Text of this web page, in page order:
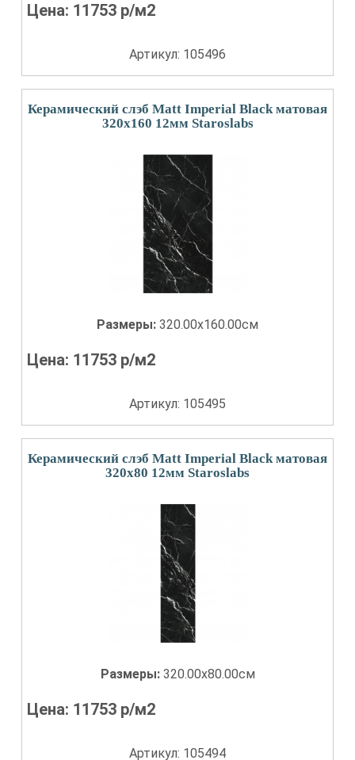
Цена: 11753 р/м2
Артикул: 105496
Керамический слэб Matt Imperial Black матовая
320x160 12мм Staroslabs
Размеры: 320.00x160.00см
Цена: 11753 р/м2
Артикул: 105495
Керамический слэб Matt Imperial Black матовая
320x80 12мм Staroslabs
Размеры: 320.00x80.00см
Цена: 11753 р/м2
Артикул: 105494